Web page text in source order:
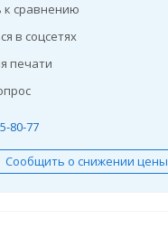
к сравнению
в соцсетях
печати
80-77
Сообщить о снижении цены